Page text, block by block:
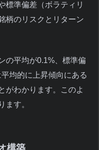
標準偏差（ボラティリ
柄のリスクとリターン
の平均が0.1%、標準偏
均的に上昇傾向にある
がわかります。このよ
ます。
構築